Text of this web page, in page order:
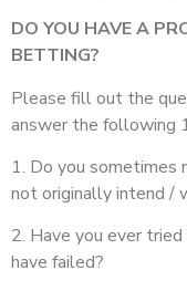
DO YOU HAVE A
BETTING?
Please fill out the
answer the following
1. Do you sometimes
not originally intend /
2. Have you ever
have failed?